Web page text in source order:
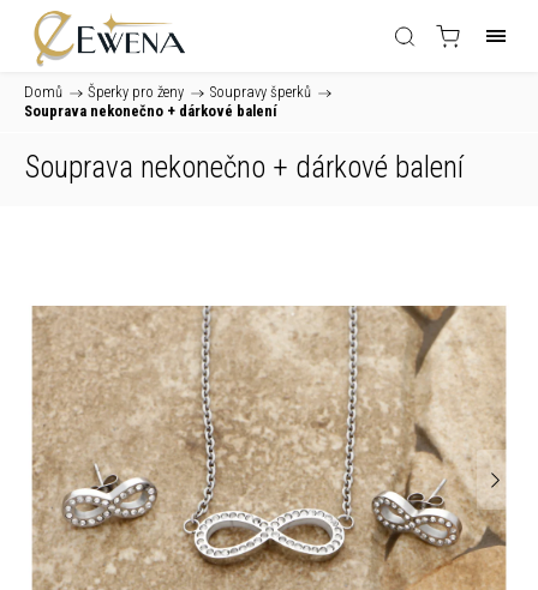
Domů / Šperky pro ženy / Soupravy šperků /
Souprava nekonečno + dárkové balení
Souprava nekonečno + dárkové balení